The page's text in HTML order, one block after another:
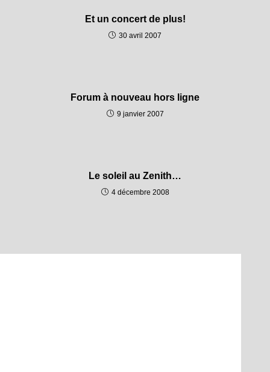
Et un concert de plus!
30 avril 2007
Forum à nouveau hors ligne
9 janvier 2007
Le soleil au Zenith…
4 décembre 2008